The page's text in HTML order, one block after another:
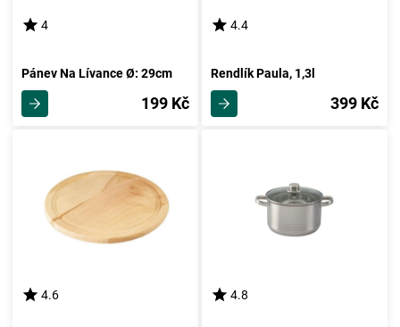
4
Pánev Na Lívance Ø: 29cm
199 Kč
4.4
Rendlík Paula, 1,3l
399 Kč
4.6 4.8